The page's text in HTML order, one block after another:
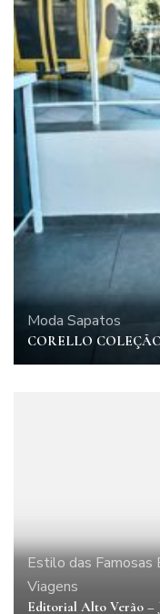
Moda Sapatos
CORELLO
Estilo das Famosas
Viagens
Editorial Alto Verão –